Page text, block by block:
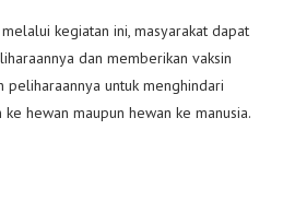
kegiatan ini, masyarakat dapat
dan memberikan vaksin
untuk menghindari
hewan maupun hewan ke manusia.